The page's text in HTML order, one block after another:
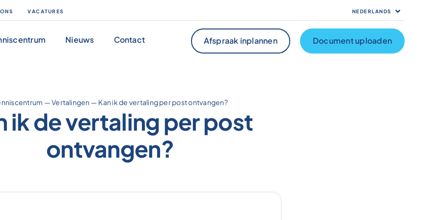
VACATURES NEDERLANDS
Nieuws Contact Afspraak inplannen Document uploaden
—Vertalingen — Kan ik de vertaling per post ontvangen?
ik de vertaling per post
ontvangen?